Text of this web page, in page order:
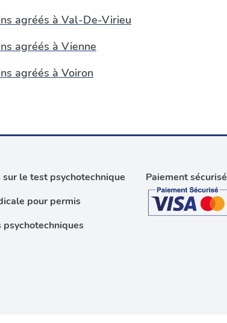
agréés à Val-De-Virieu
agréés à Vienne
agréés à Voiron
sur le test psychotechnique
pour permis
Paiement sécurisé